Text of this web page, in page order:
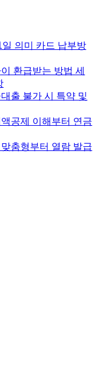
의미 카드 납부방
환급받는 방법 세
출 불가 시 특약 및
공제 이해부터 연금
춤형부터 열람 발급